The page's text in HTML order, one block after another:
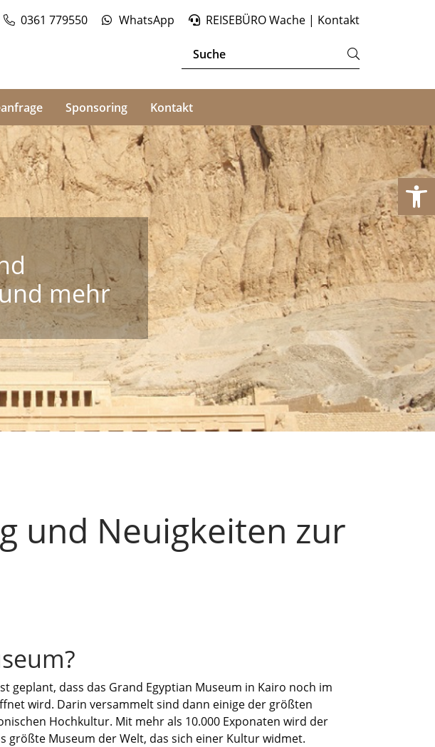
0361 779550 WhatsApp REISEBÜRO Wache | Kontakt
Sponsoring Kontakt
mehr
und Neuigkeiten zur
geplant, dass das Grand Egyptian Museum in Kairo noch im
wird. Darin versammelt sind dann einige der größten
Hochkultur. Mit mehr als 10.000 Exponaten wird der
größte Museum der Welt, das sich einer Kultur widmet.